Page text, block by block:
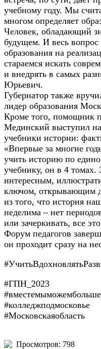
учебному году. Мы
многом определяет
Человек, обладающий
будущем. И весь вопрос
образования на
стараемся искать
и внедрять в самых
Юрьевич.
Губернатор также
лидер образования
Кроме того, помощник
Мединский выступил
учебники истории:
«Впервые за многие
учить историю по
учебнику, он в 4 томах.
интересным,
ключом, открывающим
из того, что история
неделима – нет
или зачеркивать, все
Форум педагогов
он проходит сразу на
#ГПН_2023
#вместемыможембольше
#колледжподмосковье
#Московскаяобласть
Просмотров: 798